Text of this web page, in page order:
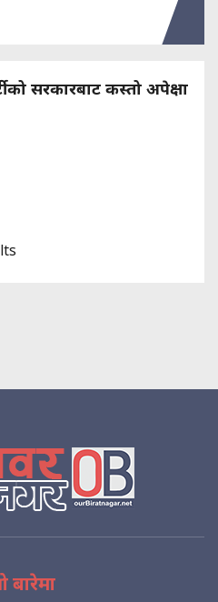
सरकारबाट कस्तो अपेक्षा
बारेमा